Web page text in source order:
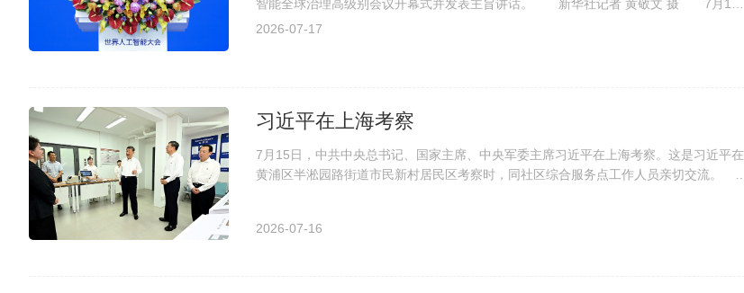
智能全球治理高级别会议开幕式并发表主旨讲话。 新华社记者 黄敬文 摄 7月17
日上午，国家主席习近平在上海世界会...
2026-07-17
习近平在上海考察
7月15日，中共中央总书记、国家主席、中央军委主席习近平在上海考察。这是习近平在
黄浦区半淞园路街道市民新村居民区考察时，同社区综合服务点工作人员亲切交流。
2026-07-16